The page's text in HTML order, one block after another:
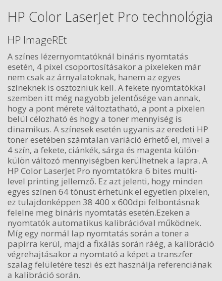
HP Color LaserJet Pro technológia
HP ImageREt
A színes lézernyomtatóknál bináris nyomtatás
esetén, 4 pixel csoportosításakor a pixeleken már
nem csak az árnyalatoknak, hanem az egyes
színeknek is osztozniuk kell. A fekete nyomtatókkal
szemben itt még nagyobb jelentősége van annak,
hogy a pont mérete változtatható, a pont a pixelen
belül célozható és hogy a toner mennyiség is
dinamikus. A színesek esetén ugyanis az eredeti HP
toner esetében számtalan variáció érhető el, mivel a
4 szín, a fekete, ciánkék, sárga és magenta külön-
külön változó mennyiségben kerülhetnek a lapra. A
HP Color LaserJet Pro nyomtatókra 6 bites multi-
level printing jellemző. Ez azt jelenti, hogy minden
egyes színen 64 tónust érhetünk el egyetlen pixelen,
ez tulajdonképpen 38 400 x 600dpi felbontásnak
felelne meg bináris nyomtatás esetén.Ezeken a
nyomtatók automatikus kalibrációval működnek.
Míg egy normál lap nyomtatás során a toner a
papírra kerül, majd a fixálás során ráég, a kalibráció
végrehajtásakor a nyomtató a képet a transzfer
szalag felületére teszi és ezt használja referenciának
a kalibráció során.